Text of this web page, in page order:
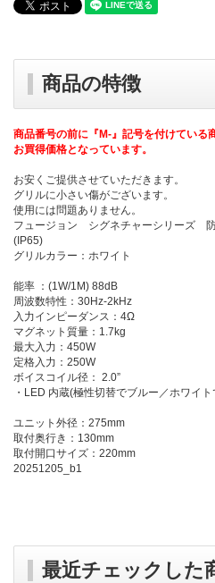
商品の特徴
商品番号の前に『M-』記号を付けている
お買得価格となっています。
お安くご提供させていただきます。
グリルに小さい傷がございます。
使用には問題ありません。
フュージョン シグネチャーシリーズ
(IP65)
グリルカラー：ホワイト
能率 ：(1W/1M) 88dB
周波数特性：30Hz-2kHz
入力インピーダンス：4Ω
マグネット質量：1.7kg
最大入力：450W
定格入力：250W
ボイスコイル径： 2.0”
・LED 内蔵(極性切替でブルー／ホワイ
ユニット外径：275mm
取付奥行き：130mm
取付開口サイズ：220mm
20251205_b1
最近チェックした